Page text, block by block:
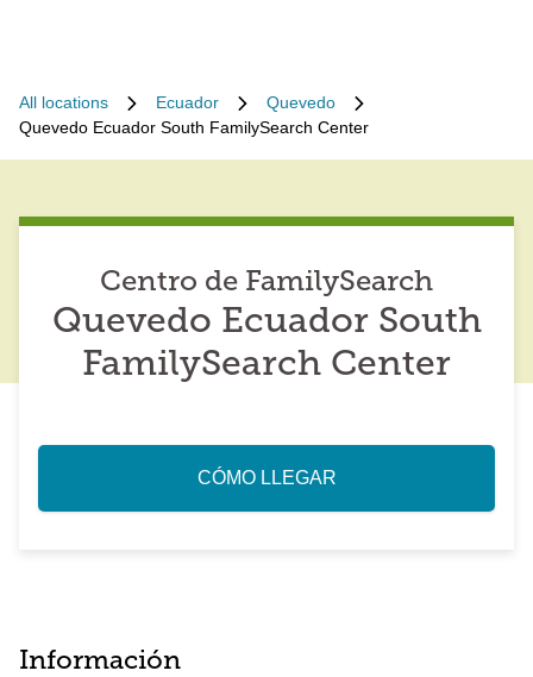
All locations Ecuador
Quevedo
Quevedo Ecuador South FamilySearch Center
Centro de FamilySearch
Quevedo Ecuador South
FamilySearch Center
CÓMO LLEGAR
Información